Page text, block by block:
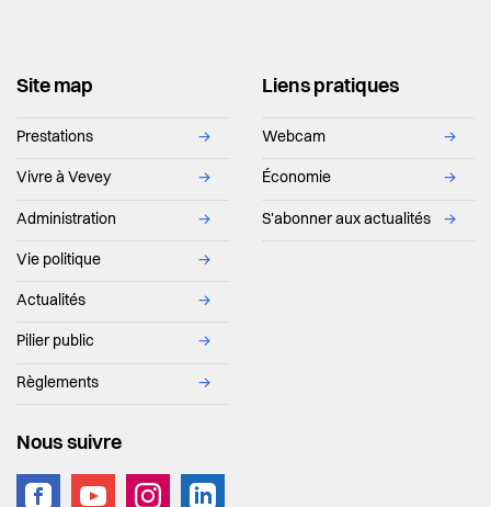
Site map
Prestations →
Vivre à Vevey →
Administration →
Vie politique →
Actualités →
Pilier public →
Règlements →
Liens pratiques
Webcam →
Économie →
S'abonner aux actualités →
Nous suivre